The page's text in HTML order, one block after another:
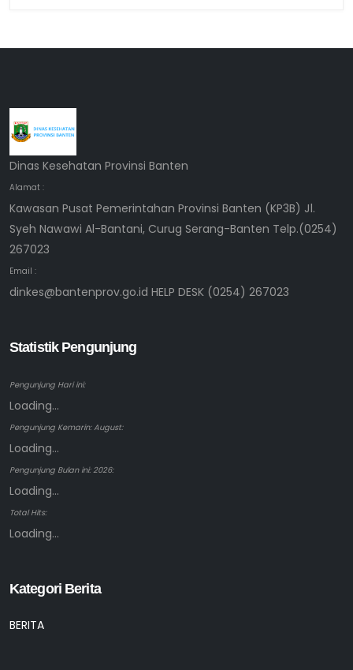
Dinas Kesehatan Provinsi Banten
Alamat :
Kawasan Pusat Pemerintahan Provinsi Banten (KP3B) Jl.
Syeh Nawawi Al-Bantani, Curug Serang-Banten Telp.(0254)
267023
Email :
dinkes@bantenprov.go.id HELP DESK (0254) 267023
Statistik Pengunjung
Pengunjung Hari ini:
Loading...
Pengunjung Kemarin: August:
Loading...
Pengunjung Bulan ini: 2026:
Loading...
Total Hits:
Loading...
Kategori Berita
BERITA